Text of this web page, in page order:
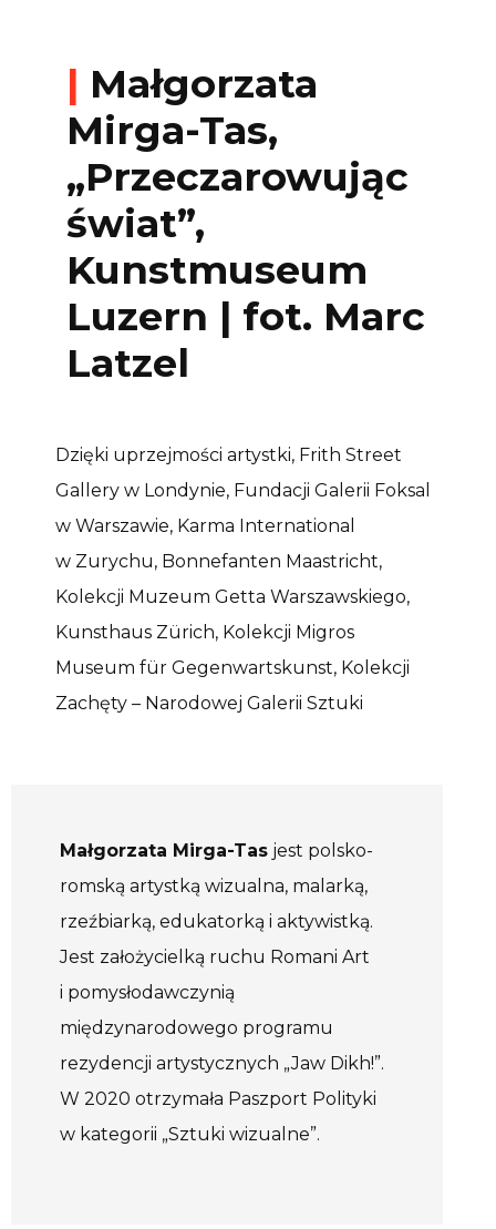
| Małgorzata
Mirga-Tas,
„Przeczarowując
świat”,
Kunstmuseum
Luzern | fot. Marc
Latzel
Dzięki uprzejmości artystki, Frith Street
Gallery w Londynie, Fundacji Galerii Foksal
w Warszawie, Karma International
w Zurychu, Bonnefanten Maastricht,
Kolekcji Muzeum Getta Warszawskiego,
Kunsthaus Zürich, Kolekcji Migros
Museum für Gegenwartskunst, Kolekcji
Zachęty – Narodowej Galerii Sztuki
Małgorzata Mirga-Tas jest polsko-
romską artystką wizualna, malarką,
rzeźbiarką, edukatorką i aktywistką.
Jest założycielką ruchu Romani Art
i pomysłodawczynią
międzynarodowego programu
rezydencji artystycznych „Jaw Dikh!”.
W 2020 otrzymała Paszport Polityki
w kategorii „Sztuki wizualne”.